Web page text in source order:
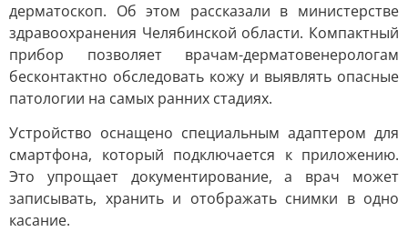
дерматоскоп. Об этом рассказали в министерстве
здравоохранения Челябинской области. Компактный
прибор позволяет врачам-дерматовенерологам
бесконтактно обследовать кожу и выявлять опасные
патологии на самых ранних стадиях.
Устройство оснащено специальным адаптером для
смартфона, который подключается к приложению.
Это упрощает документирование, а врач может
записывать, хранить и отображать снимки в одно
касание.